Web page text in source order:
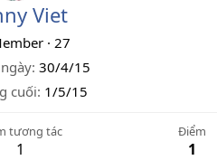
Viet
· 27
30/4/15
cuối 1/5/15
tương tác
1
Điểm
1